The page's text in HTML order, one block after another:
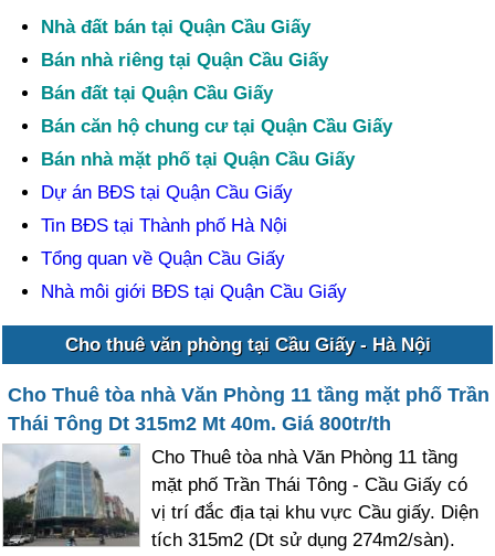
Nhà đất bán tại Quận Cầu Giấy
Bán nhà riêng tại Quận Cầu Giấy
Bán đất tại Quận Cầu Giấy
Bán căn hộ chung cư tại Quận Cầu Giấy
Bán nhà mặt phố tại Quận Cầu Giấy
Dự án BĐS tại Quận Cầu Giấy
Tin BĐS tại Thành phố Hà Nội
Tổng quan về Quận Cầu Giấy
Nhà môi giới BĐS tại Quận Cầu Giấy
Cho thuê văn phòng tại Cầu Giấy - Hà Nội
Cho Thuê tòa nhà Văn Phòng 11 tầng mặt phố Trần
Thái Tông Dt 315m2 Mt 40m. Giá 800tr/th
Cho Thuê tòa nhà Văn Phòng 11 tầng
mặt phố Trần Thái Tông - Cầu Giấy có
vị trí đắc địa tại khu vực Cầu giấy. Diện
tích 315m2 (Dt sử dụng 274m2/sàn).